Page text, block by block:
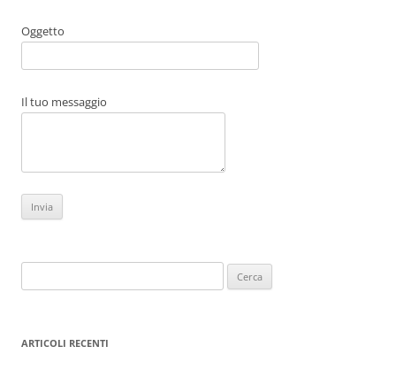
Oggetto
Il tuo messaggio
per:
ARTICOLI RECENTI